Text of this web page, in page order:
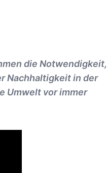
die Notwendigkeit,
Nachhaltigkeit in der
Umwelt vor immer